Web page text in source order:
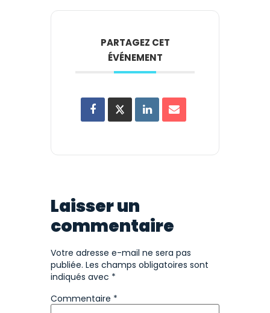
PARTAGEZ CET
ÉVÉNEMENT
Laisser un
commentaire
Votre adresse e-mail ne sera pas
publiée. Les champs obligatoires sont
indiqués avec *
Commentaire *